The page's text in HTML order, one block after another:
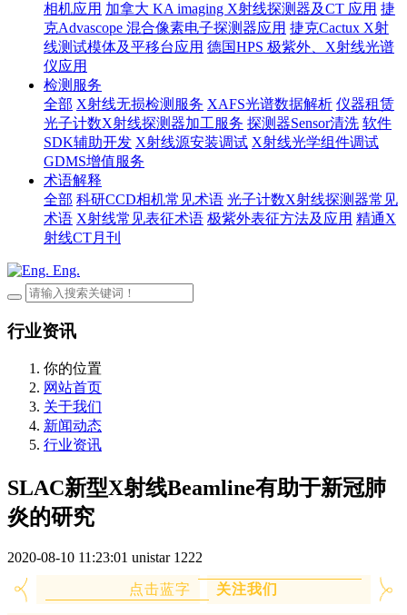
相机应用 加拿大 KA imaging X射线探测器及CT 应用 捷
克Advascope 混合像素电子探测器应用 捷克Cactux X射
线测试模体及平移台应用 德国HPS 极紫外、X射线光谱
仪应用
检测服务
全部 X射线无损检测服务 XAFS光谱数据解析 仪器租赁
光子计数X射线探测器加工服务 探测器Sensor清洗 软件
SDK辅助开发 X射线源安装调试 X射线光学组件调试
GDMS增值服务
术语解释
全部 科研CCD相机常见术语 光子计数X射线探测器常见
术语 X射线常见表征术语 极紫外表征方法及应用 精通X
射线CT月刊
Eng.
行业资讯
你的位置
网站首页
关于我们
新闻动态
行业资讯
SLAC新型X射线Beamline有助于新冠肺
炎的研究
2020-08-10 11:23:01 unistar 1222
点击蓝字 关注我们